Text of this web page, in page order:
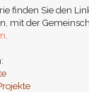
finden Sie den
mit der
.